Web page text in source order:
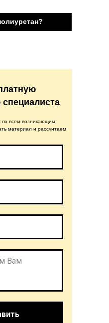
по всем возникающим
материал и рассчитаем